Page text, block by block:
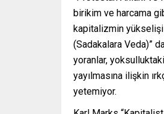
birikim ve harcama
kapitalizmin yükselişi
(Sadakalara Veda)”
yoranlar,
yayılmasına ilişkin
yetemiyor.